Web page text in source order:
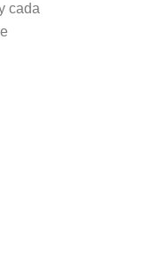
cada